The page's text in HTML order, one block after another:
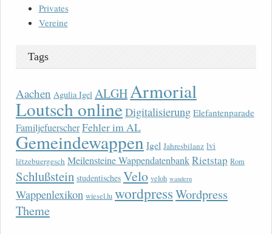
Privates
Vereine
Tags
Aachen Agulia Igel ALGH Armorial
Loutsch onlineDigitalisierung Elefantenparade
FamiljefuerscherFehler im AL
Gemeindewappen Igel Jahresbilanz lvi
lëtzebuergesch Meilensteine WappendatenbankRietstap Rom
Schlußstein studentisches Velo veloh wandern
Wappenlexikon wiesel.lu wordpressWordpress
Theme